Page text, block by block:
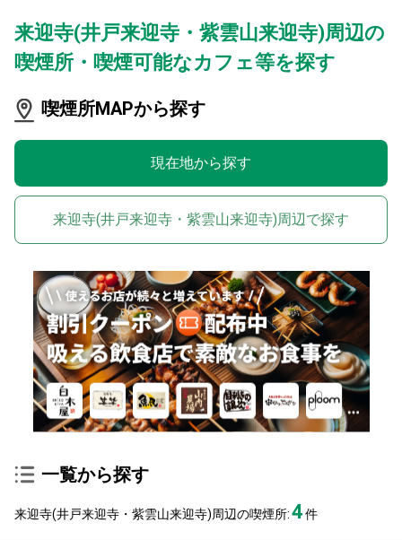
来迎寺(井戸来迎寺・紫雲山来迎寺)周辺の
喫煙所・喫煙可能なカフェ等を探す
喫煙所MAPから探す
現在地から探す
来迎寺(井戸来迎寺・紫雲山来迎寺)周辺で探す
一覧から探す
来迎寺(井戸来迎寺・紫雲山来迎寺)周辺の喫煙所:4件